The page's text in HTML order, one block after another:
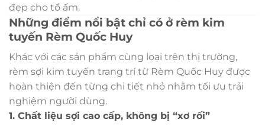
đẹp cho tổ ấm.
Những điểm nổi bật chỉ có ở rèm kim
tuyến Rèm Quốc Huy
Khác với các sản phẩm cùng loại trên thị trường,
rèm sợi kim tuyến trang trí từ Rèm Quốc Huy được
hoàn thiện đến từng chi tiết nhỏ nhằm tối ưu trải
nghiệm người dùng.
1. Chất liệu sợi cao cấp, không bị “xơ rối”